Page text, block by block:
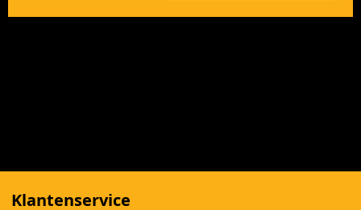
Klantenservice